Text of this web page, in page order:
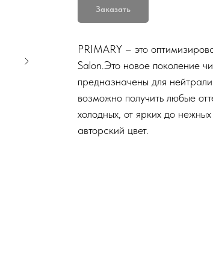
Заказать
PRIMARY – это
Salon.Это новое поколение
предназначены для
возможно получить любые
холодных, от ярких до
авторский цвет.